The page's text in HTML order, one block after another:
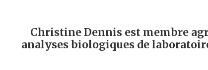
Christine Dennis est membre
analyses biologiques de